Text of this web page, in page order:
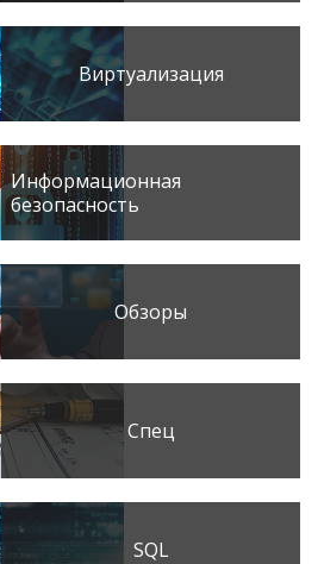
Виртуализация
Информационная
безопасность
Обзоры
Спец
SQL